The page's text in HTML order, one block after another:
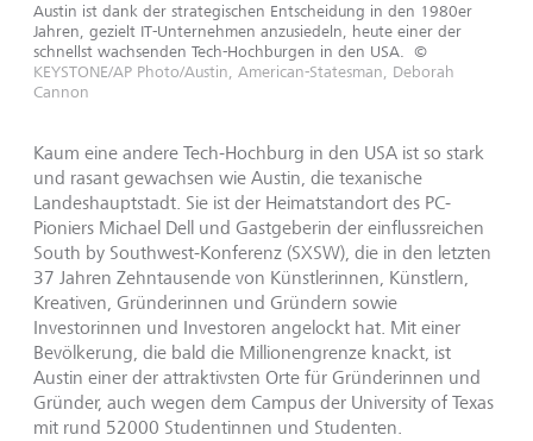
Austin ist dank der strategischen Entscheidung in den 1980er
Jahren, gezielt IT-Unternehmen anzusiedeln, heute einer der
schnellst wachsenden Tech-Hochburgen in den USA. ©
KEYSTONE/AP Photo/Austin, American-Statesman, Deborah
Cannon
Kaum eine andere Tech-Hochburg in den USA ist so stark
und rasant gewachsen wie Austin, die texanische
Landeshauptstadt. Sie ist der Heimatstandort des PC-
Pioniers Michael Dell und Gastgeberin der einflussreichen
South by Southwest-Konferenz (SXSW), die in den letzten
37 Jahren Zehntausende von Künstlerinnen, Künstlern,
Kreativen, Gründerinnen und Gründern sowie
Investorinnen und Investoren angelockt hat. Mit einer
Bevölkerung, die bald die Millionengrenze knackt, ist
Austin einer der attraktivsten Orte für Gründerinnen und
Gründer, auch wegen dem Campus der University of Texas
mit rund 52000 Studentinnen und Studenten.